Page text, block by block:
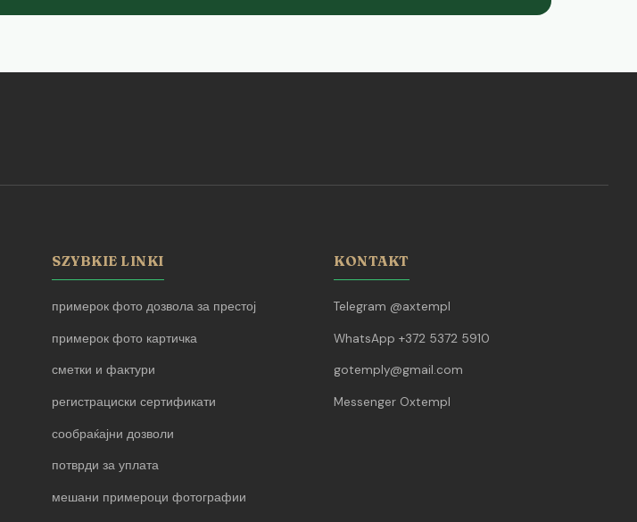
SZYBKIE LINKI
примерок фото дозвола за престој
примерок фото картичка
сметки и фактури
регистрациски сертификати
сообраќајни дозволи
потврди за уплата
мешани примероци фотографии
KONTAKT
Telegram @axtempl
WhatsApp +372 5372 5910
gotemply@gmail.com
Messenger Oxtempl